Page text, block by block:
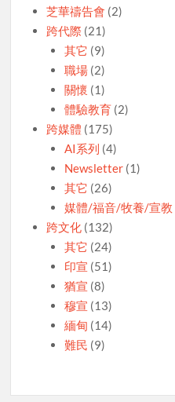
芝華禱告會 (2)
跨代際 (21)
其它 (9)
職場(2)
關懷 (1)
體驗教育(2)
跨媒體 (175)
AI系列 (4)
Newsletter(1)
其它 (26)
媒體/福音/牧養/宣教
跨文化 (132)
其它 (24)
印宣 (51)
猶宣 (8)
穆宣 (13)
緬甸 (14)
難民 (9)